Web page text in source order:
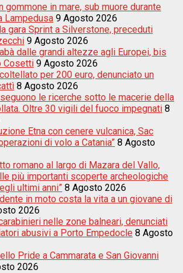
gommone in mare, sub muore durante
Lampedusa 9 Agosto 2026
gara Sprint a Silverstone, preceduti
9 Agosto 2026
dalle grandi altezze agli Europei, bis
Cosetti 9 Agosto 2026
per 200 euro, denunciato un
8 Agosto 2026
le ricerche sotto le macerie della
Oltre 30 vigili del fuoco impegnati 8
Etna con cenere vulcanica, Sac
di volo a Catania” 8 Agosto
romano al largo di Mazara del Vallo,
più importanti scoperte archeologiche
ultimi anni” 8 Agosto 2026
in moto costa la vita a un giovane di
2026
nelle zone balneari, denunciati
abusivi a Porto Empedocle 8 Agosto
Pride a Cammarata e San Giovanni
2026